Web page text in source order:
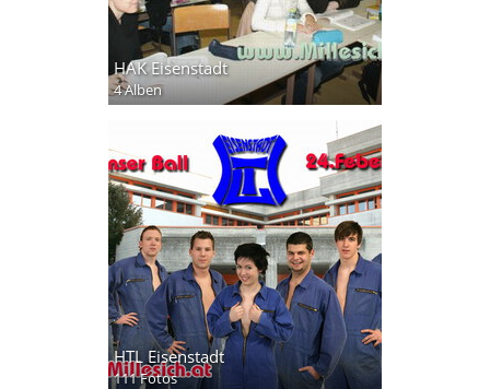
HAK Eisenstadt
4 Alben
HTL Eisenstadt
111 Fotos